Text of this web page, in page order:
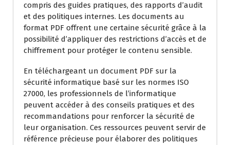
compris des guides pratiques, des rapports d’audit
et des politiques internes. Les documents au
format PDF offrent une certaine sécurité grâce à la
possibilité d’appliquer des restrictions d’accès et de
chiffrement pour protéger le contenu sensible.
En téléchargeant un document PDF sur la
sécurité informatique basé sur les normes ISO
27000, les professionnels de l’informatique
peuvent accéder à des conseils pratiques et des
recommandations pour renforcer la sécurité de
leur organisation. Ces ressources peuvent servir de
référence précieuse pour élaborer des politiques